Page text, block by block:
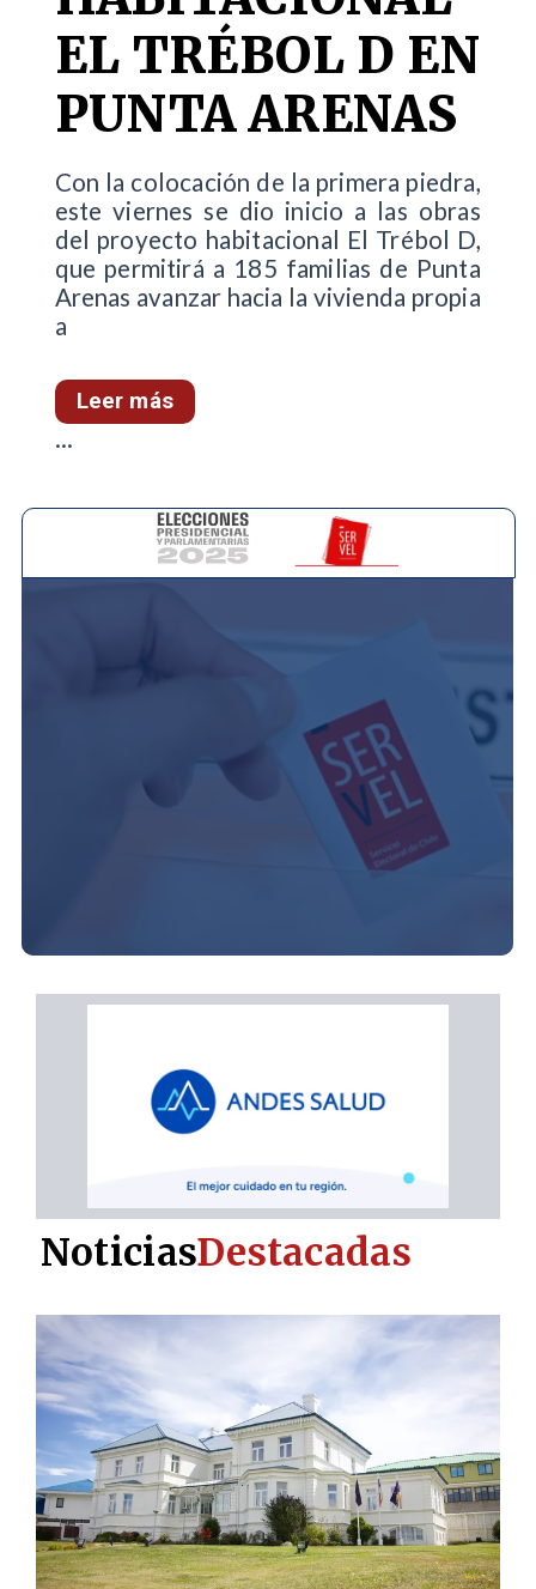
EL TRÉBOL D EN
PUNTA ARENAS
Con la colocación de la primera piedra,
este viernes se dio inicio a las obras
del proyecto habitacional El Trébol D,
que permitirá a 185 familias de Punta
Arenas avanzar hacia la vivienda propia
a
Leer más
...
NoticiasDestacadas